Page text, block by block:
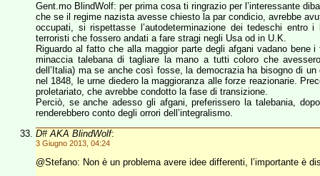
Gent.mo BlindWolf: per prima cosa ti ringrazio per l’interessante
che se il regime nazista avesse chiesto la par condicio, avrebbe
occupati, si rispettasse l’autodeterminazione dei tedeschi
terroristi che fossero andati a fare stragi negli Usa od in U.K.
Riguardo al fatto che alla maggior parte degli afgani vadano
minaccia talebana di tagliare la mano a tutti coloro che
dell’Italia) ma se anche così fosse, la democrazia ha bisogno di
nel 1848, le urne diedero la maggioranza alle forze reazionarie.
proletariato, che avrebbe condotto la fase di transizione.
Perciò, se anche adesso gli afgani, preferissero la talebania,
renderebbero conto degli orrori dell’integralismo.
D# AKA BlindWolf:
3 Giugno 2013, 04:24
@Stefano: Non è un problema avere idee differenti, l’importante è